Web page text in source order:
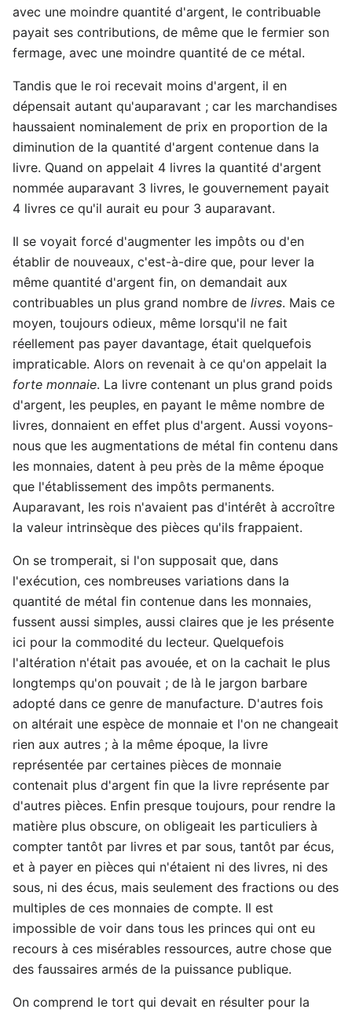
avec une moindre quantité d'argent, le contribuable
payait ses contributions, de même que le fermier son
fermage, avec une moindre quantité de ce métal.
Tandis que le roi recevait moins d'argent, il en
dépensait autant qu'auparavant ; car les marchandises
haussaient nominalement de prix en proportion de la
diminution de la quantité d'argent contenue dans la
livre. Quand on appelait 4 livres la quantité d'argent
nommée auparavant 3 livres, le gouvernement payait
4 livres ce qu'il aurait eu pour 3 auparavant.
Il se voyait forcé d'augmenter les impôts ou d'en
établir de nouveaux, c'est-à-dire que, pour lever la
même quantité d'argent fin, on demandait aux
contribuables un plus grand nombre de livres. Mais ce
moyen, toujours odieux, même lorsqu'il ne fait
réellement pas payer davantage, était quelquefois
impraticable. Alors on revenait à ce qu'on appelait la
forte monnaie. La livre contenant un plus grand poids
d'argent, les peuples, en payant le même nombre de
livres, donnaient en effet plus d'argent. Aussi voyons-
nous que les augmentations de métal fin contenu dans
les monnaies, datent à peu près de la même époque
que l'établissement des impôts permanents.
Auparavant, les rois n'avaient pas d'intérêt à accroître
la valeur intrinsèque des pièces qu'ils frappaient.
On se tromperait, si l'on supposait que, dans
l'exécution, ces nombreuses variations dans la
quantité de métal fin contenue dans les monnaies,
fussent aussi simples, aussi claires que je les présente
ici pour la commodité du lecteur. Quelquefois
l'altération n'était pas avouée, et on la cachait le plus
longtemps qu'on pouvait ; de là le jargon barbare
adopté dans ce genre de manufacture. D'autres fois
on altérait une espèce de monnaie et l'on ne changeait
rien aux autres ; à la même époque, la livre
représentée par certaines pièces de monnaie
contenait plus d'argent fin que la livre représente par
d'autres pièces. Enfin presque toujours, pour rendre la
matière plus obscure, on obligeait les particuliers à
compter tantôt par livres et par sous, tantôt par écus,
et à payer en pièces qui n'étaient ni des livres, ni des
sous, ni des écus, mais seulement des fractions ou des
multiples de ces monnaies de compte. Il est
impossible de voir dans tous les princes qui ont eu
recours à ces misérables ressources, autre chose que
des faussaires armés de la puissance publique.
On comprend le tort qui devait en résulter pour la